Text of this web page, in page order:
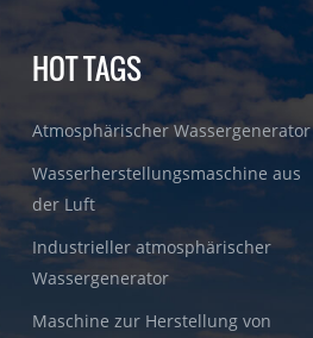
HOT TAGS
Atmosphärischer Wassergenerator
Wasserherstellungsmaschine aus
der Luft
Industrieller atmosphärischer
Wassergenerator
Maschine zur Herstellung von